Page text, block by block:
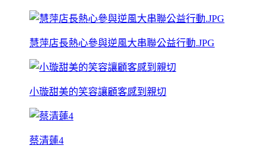
慧萍店長熱心參與逆風大串聯公益行動.JPG
小璇甜美的笑容讓顧客感到親切
蔡清蓮4